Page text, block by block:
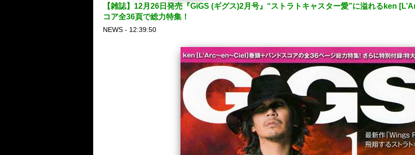
【雑誌】12月26日発売『GiGS (ギグス)2月号』“ストラトキャスター愛”に溢れるken
コア全36頁で総力特集！
NEWS - 12:39:50